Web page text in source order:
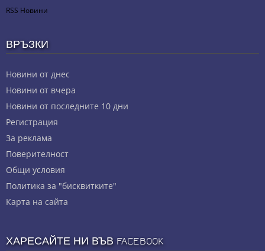
RSS Новини
ВРЪЗКИ
Новини от днес
Новини от вчера
Новини от последните 10 дни
Регистрация
За реклама
Πoвepитeлнocт
Общи условия
Политика за "бисквитките"
Карта на сайта
ХАРЕСАЙТЕ НИ ВЪВ FACEBOOK